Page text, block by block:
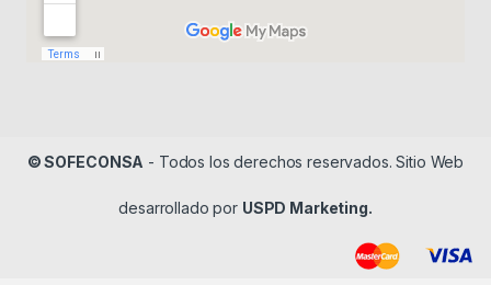
© SOFECONSA - Todos los derechos reservados. Sitio Web
desarrollado por USPD Marketing.